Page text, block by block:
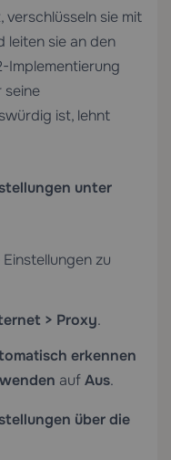
verschlüsseln sie mit
leiten sie an den
Implementierung
seine
ist, lehnt
unter
Einstellungen zu
> Proxy.
erkennen
aufAus.
über die